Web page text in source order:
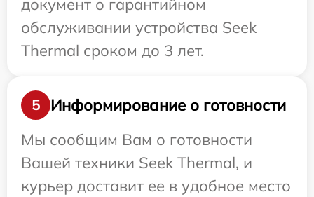
документ о гарантийном
обслуживании устройства Seek
Thermal сроком до 3 лет.
5
Информирование о готовности
Мы сообщим Вам о готовности
Вашей техники Seek Thermal, и
курьер доставит ее в удобное место